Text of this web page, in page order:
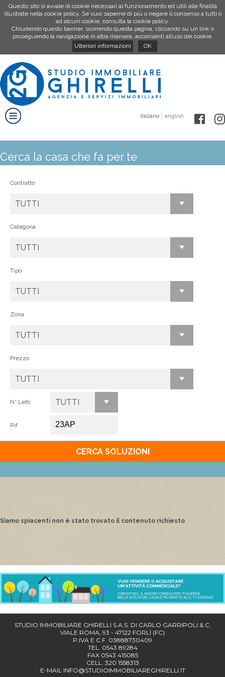
Questo sito si avvale di cookie necessari al funzionamento ed utili alle finalità
illustrate nella cookie policy. Se vuoi saperne di più o negare il consenso a tutti o
ad alcuni cookie, consulta la cookie policy.
Chiudendo questo banner, scorrendo questa pagina, cliccando su un link o
proseguendo la navigazione in altra maniera, acconsenti all’uso dei cookie.
Ulteriori informazioni
OK
italiano english
Cerca la casa che fa per te
Contratto
TUTTI
Categoria
TUTTI
Tipo
TUTTI
Zona
TUTTI
Prezzo
TUTTI
N° Letti TUTTI
Rif
CERCA SOLUZIONI
Siamo spiacenti non è stato trovato il contenuto richiesto
STUDIO IMMOBILIARE GHIRELLI S.A.S. DI CARLO GARRIPOLI & C.
VIALE ROMA, 93 - 47122 FORLÌ (FC)
P.IVA E C.F. 03888730409
TEL. 0543 89284
FAX 0543 415085
CELL. 320 1558313
E-MAIL INFO@STUDIOIMMOBILIAREGHIRELLI.IT